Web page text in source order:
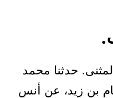
حدثنا محمد
بن زيد، عن أنس